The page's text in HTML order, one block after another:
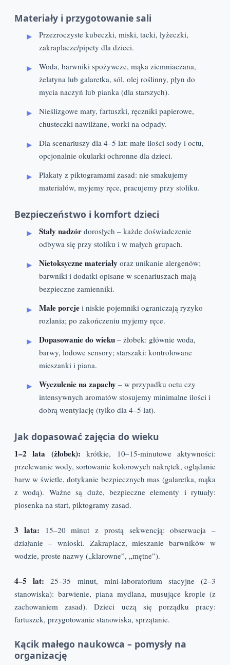
Materiały i przygotowanie sali
Przezroczyste kubeczki, miski, tacki, łyżeczki,
zakraplacze/pipety dla dzieci.
Woda, barwniki spożywcze, mąka ziemniaczana,
żelatyna lub galaretka, sól, olej roślinny, płyn do
mycia naczyń lub pianka (dla starszych).
Nieślizgowe maty, fartuszki, ręczniki papierowe,
chusteczki nawilżane, worki na odpady.
Dla scenariuszy dla 4–5 lat: małe ilości sody i octu,
opcjonalnie okularki ochronne dla dzieci.
Plakaty z piktogramami zasad: nie smakujemy
materiałów, myjemy ręce, pracujemy przy stoliku.
Bezpieczeństwo i komfort dzieci
Stały nadzór dorosłych – każde doświadczenie
odbywa się przy stoliku i w małych grupach.
Nietoksyczne materiały oraz unikanie alergenów;
barwniki i dodatki opisane w scenariuszach mają
bezpieczne zamienniki.
Małe porcje i niskie pojemniki ograniczają ryzyko
rozlania; po zakończeniu myjemy ręce.
Dopasowanie do wieku – żłobek: głównie woda,
barwy, lodowe sensory; starszaki: kontrolowane
mieszanki i piana.
Wyczulenie na zapachy – w przypadku octu czy
intensywnych aromatów stosujemy minimalne ilości i
dobrą wentylację (tylko dla 4–5 lat).
Jak dopasować zajęcia do wieku
1–2 lata (żłobek): krótkie, 10–15-minutowe aktywności:
przelewanie wody, sortowanie kolorowych nakrętek, oglądanie
barw w świetle, dotykanie bezpiecznych mas (galaretka, mąka
z wodą). Ważne są duże, bezpieczne elementy i rytuały:
piosenka na start, piktogramy zasad.
3 lata: 15–20 minut z prostą sekwencją: obserwacja –
działanie – wnioski. Zakraplacz, mieszanie barwników w
wodzie, proste nazwy („klarowne”, „mętne”).
4–5 lat: 25–35 minut, mini-laboratorium stacyjne (2–3
stanowiska): barwienie, piana mydlana, musujące krople (z
zachowaniem zasad). Dzieci uczą się porządku pracy:
fartuszek, przygotowanie stanowiska, sprzątanie.
Kącik małego naukowca – pomysły na
organizację